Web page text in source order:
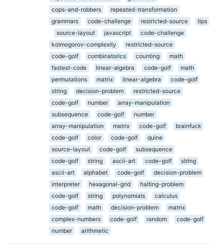
cops-and-robbers
repeated-transformation
grammars
code-challenge restricted-source
tips
source-layout
javascript
code-challenge
kolmogorov-complexity
restricted-source
code-golf
combinatorics counting
math
fastest-code
linear-algebra code-golf
math
permutations
matrix linear-algebra
code-golf
string
decision-problem
restricted-source
code-golf
number
array-manipulation
subsequence
code-golf
number
array-manipulation
matrix code-golf
brainfuck
code-golf
color code-golf
quine
source-layout
code-golf
subsequence
code-golf
string ascii-art code-golf
string
ascii-art
alphabet code-golf
decision-problem
interpreter
hexagonal-grid
halting-problem
code-golf
string polynomials
calculus
code-golf
math decision-problem
matrix
complex-numbers
code-golf random
code-golf
number
arithmetic